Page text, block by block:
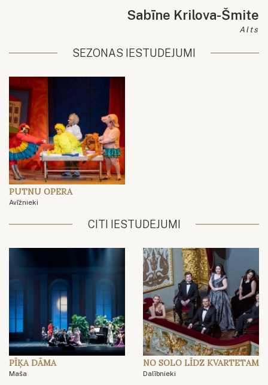
Sabīne Krilova-Šmite
Alts
SEZONAS IESTUDĒJUMI
PUTNU OPERA
Avīžnieki
CITI IESTUDĒJUMI
PĪĶA DĀMA
Maša
NO SOLO LĪDZ KVARTETAM
Dalībnieki